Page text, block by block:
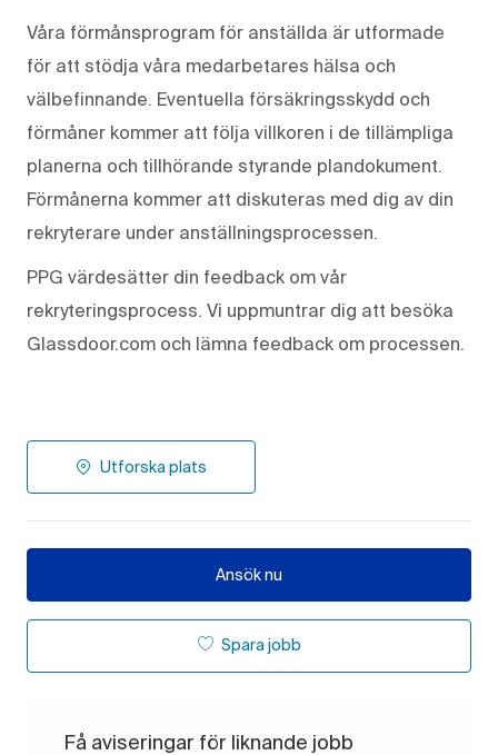
Våra förmånsprogram för anställda är utformade
för att stödja våra medarbetares hälsa och
välbefinnande. Eventuella försäkringsskydd och
förmåner kommer att följa villkoren i de tillämpliga
planerna och tillhörande styrande plandokument.
Förmånerna kommer att diskuteras med dig av din
rekryterare under anställningsprocessen.
PPG värdesätter din feedback om vår
rekryteringsprocess. Vi uppmuntrar dig att besöka
Glassdoor.com och lämna feedback om processen.
Utforska plats
Ansök nu
Spara jobb
Få aviseringar för liknande jobb